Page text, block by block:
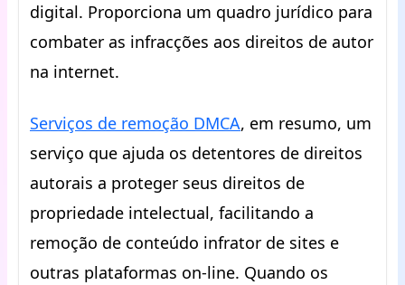
digital. Proporciona um quadro jurídico para
combater as infracções aos direitos de autor
na internet.
Serviços de remoção DMCA, em resumo, um
serviço que ajuda os detentores de direitos
autorais a proteger seus direitos de
propriedade intelectual, facilitando a
remoção de conteúdo infrator de sites e
outras plataformas on-line. Quando os